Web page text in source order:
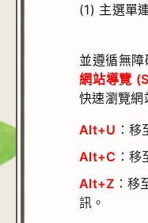
(1) 主選單
並遵循無
網站導覽
快速瀏覽網
Alt+U ：
Alt+C ：
Alt+Z ：
訊。